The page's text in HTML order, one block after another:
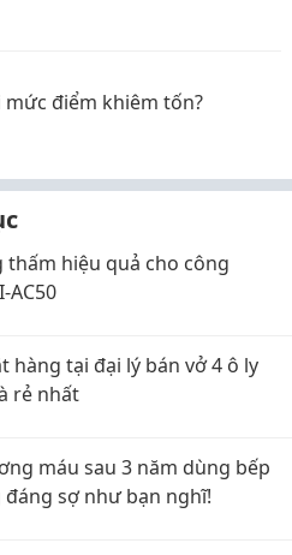
mức điểm khiêm tốn?
hiệu quả cho công
AC50
hàng tại đại lý bán vở 4 ô ly
rẻ nhất
máu sau 3 năm dùng bếp
đáng sợ như bạn nghĩ!